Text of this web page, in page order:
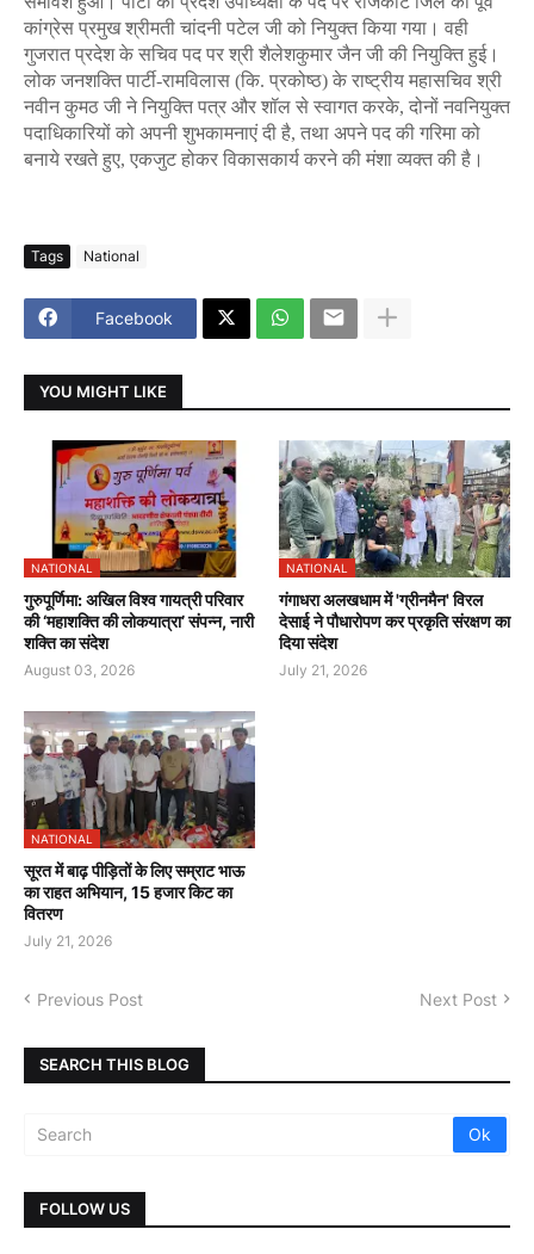
कांग्रेस प्रमुख श्रीमती चांदनी पटेल जी को नियुक्त किया गया। वही
गुजरात प्रदेश के सचिव पद पर श्री शैलेशकुमार जैन जी की नियुक्ति हुई।
लोक जनशक्ति पार्टी-रामविलास (कि. प्रकोष्ठ) के राष्ट्रीय महासचिव श्री
नवीन कुमठ जी ने नियुक्ति पत्र और शॉल से स्वागत करके, दोनों नवनियुक्त
पदाधिकारियों को अपनी शुभकामनाएं दी है, तथा अपने पद की गरिमा को
बनाये रखते हुए, एकजुट होकर विकासकार्य करने की मंशा व्यक्त की है।
Tags National
Facebook
YOU MIGHT LIKE
NATIONAL
गुरुपूर्णिमा: अखिल विश्व गायत्री परिवार
की ‘महाशक्ति की लोकयात्रा’ संपन्न, नारी
शक्ति का संदेश
August 03, 2026
NATIONAL
गंगाधरा अलखधाम में 'ग्रीनमैन' विरल
देसाई ने पौधारोपण कर प्रकृति संरक्षण का
दिया संदेश
July 21, 2026
NATIONAL
सूरत में बाढ़ पीड़ितों के लिए सम्राट भाऊ
का राहत अभियान, 15 हजार किट का
वितरण
July 21, 2026
Previous Post Next Post
SEARCH THIS BLOG
FOLLOW US